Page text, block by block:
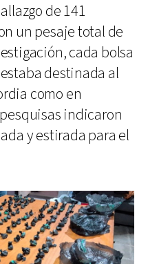
de 141
un pesaje total de
cada bolsa
destinada al
como en
indicaron
y estirada para el